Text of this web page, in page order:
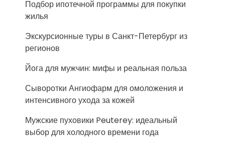
Подбор ипотечной программы для покупки
жилья
Экскурсионные туры в Санкт-Петербург из
регионов
Йога для мужчин: мифы и реальная польза
Сыворотки Ангиофарм для омоложения и
интенсивного ухода за кожей
Мужские пуховики Peuterey: идеальный
выбор для холодного времени года